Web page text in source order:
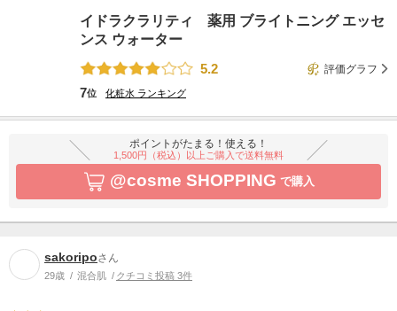
イドラクラリティ 薬用 ブライトニング エッセ
ンス ウォーター
5.2
評価グラフ
7位 化粧水 ランキング
ポイントがたまる！使える！
1,500円（税込）以上ご購入で送料無料
@cosme SHOPPING で購入
sakoripoさん
29歳 混合肌 クチコミ投稿 3件